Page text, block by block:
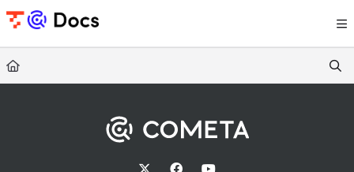
Documentation Index
Use this file to discover all available pages before exploring further.